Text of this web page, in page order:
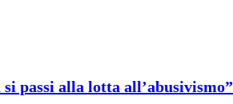
passi alla lotta all’abusivismo”